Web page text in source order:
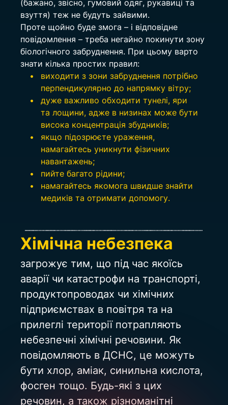
(бажано, звісно, гумовий одяг, рукавиці та
взуття) теж не будуть зайвими.
Проте щойно буде змога – і відповідне
повідомлення – треба негайно покинути зону
біологічного забруднення. При цьому варто
знати кілька простих правил:
виходити з зони забруднення потрібно
перпендикулярно до напрямку вітру;
дуже важливо обходити тунелі, яри
та лощини, адже в низинах може бути
висока концентрація збудників;
якщо підозрюєте ураження,
намагайтесь уникнути фізичних
навантажень;
пийте багато рідини;
намагайтесь якомога швидше знайти
медиків та отримати допомогу.
загрожує тим, що під час якоїсь
аварії чи катастрофи на транспорті,
продуктопроводах чи хімічних
підприємствах в повітря та на
прилеглі території потрапляють
небезпечні хімічні речовини. Як
повідомляють в ДСНС, це можуть
бути хлор, аміак, синильна кислота,
фосген тощо. Будь-які з цих
речовин, а також різноманітні